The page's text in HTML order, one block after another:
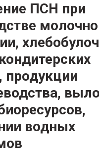
ПСН при
продукции
водных